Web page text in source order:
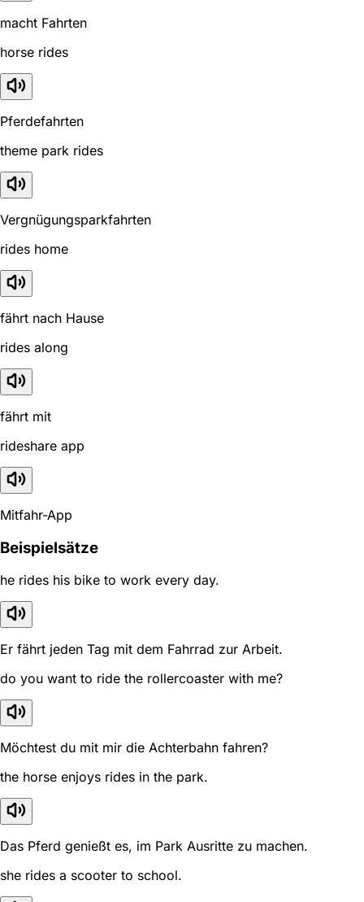
macht Fahrten
horse rides
Pferdefahrten
theme park rides
Vergnügungsparkfahrten
rides home
fährt nach Hause
rides along
fährt mit
rideshare app
Mitfahr-App
Beispielsätze
he rides his bike to work every day.
Er fährt jeden Tag mit dem Fahrrad zur Arbeit.
do you want to ride the rollercoaster with me?
Möchtest du mit mir die Achterbahn fahren?
the horse enjoys rides in the park.
Das Pferd genießt es, im Park Ausritte zu machen.
she rides a scooter to school.